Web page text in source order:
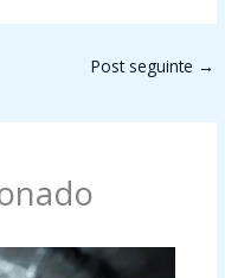
Post seguinte →